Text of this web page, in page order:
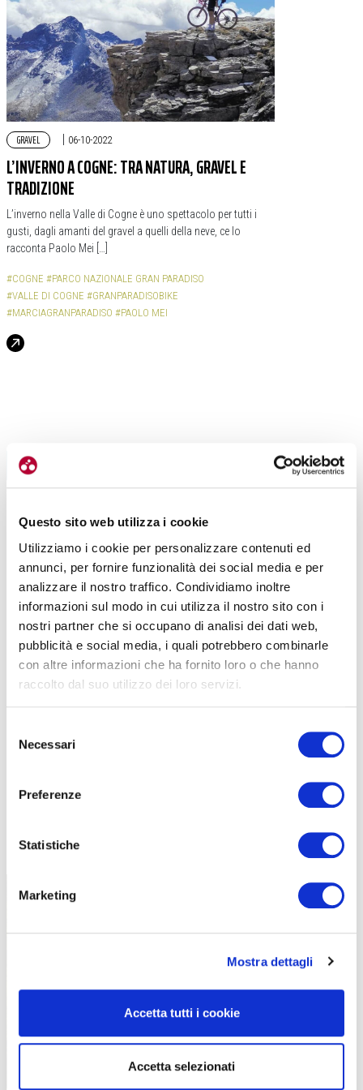
Questo sito web utilizza i cookie
Utilizziamo i cookie per personalizzare contenuti ed
annunci, per fornire funzionalità dei social media e per
analizzare il nostro traffico. Condividiamo inoltre
informazioni sul modo in cui utilizza il nostro sito con i
nostri partner che si occupano di analisi dei dati web,
pubblicità e social media, i quali potrebbero combinarle
con altre informazioni che ha fornito loro o che hanno
raccolto dal suo utilizzo dei loro servizi.
delNecessari
Preferenze
Statistiche
Marketing
Mostra dettagli
Accetta tutti i cookie
Accetta selezionati
GRAVEL | 06-10-2022
L’INVERNO A COGNE: TRA NATURA, GRAVEL E
TRADIZIONE
L’inverno nella Valle di Cogne è uno spettacolo per tutti i
gusti, dagli amanti del gravel a quelli della neve, ce lo
racconta Paolo Mei […]
#COGNE #PARCO NAZIONALE GRAN PARADISO
#VALLE DI COGNE #GRANPARADISOBIKE
#MARCIAGRANPARADISO #PAOLO MEI
LEGGI TUTTI GLI ARTICOLI
COGNE E UN SECOLO DI PARADISO: UNA
GRANDE SCOPERTA
TUTTE LE CATEGORIE DEL MAGAZINE
PROPOSTE